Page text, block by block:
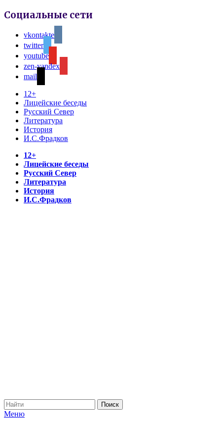
Социальные сети
vkontakte
twitter
youtube
zen-yandex
mail
12+
Лицейские беседы
Русский Север
Литература
История
И.С.Фрадков
12+
Лицейские беседы
Русский Север
Литература
История
И.С.Фрадков
Меню